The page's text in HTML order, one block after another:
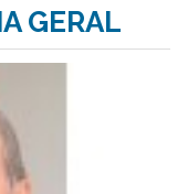
GERAL